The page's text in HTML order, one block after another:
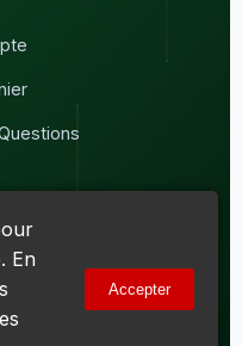
Inc.
|
Conditions d'utilisation
:
En
Accepter